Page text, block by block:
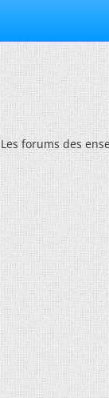
Les forums des